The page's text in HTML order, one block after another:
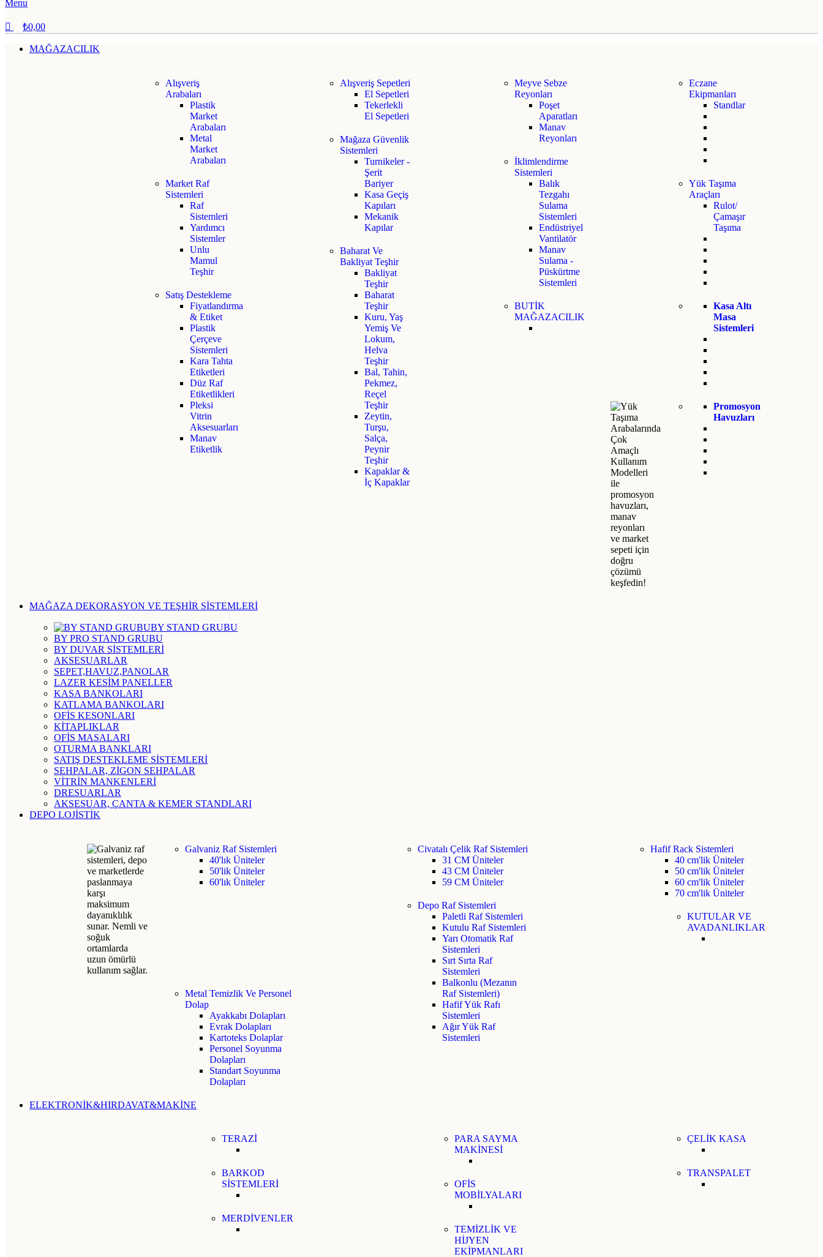
Menu
₺0,00
MAĞAZACILIK
Alışveriş
Arabaları
Plastik
Market
Arabaları
Metal
Market
Arabaları
Market Raf
Sistemleri
Raf
Sistemleri
Yardımcı
Sistemler
Unlu
Mamul
Teşhir
Satış Destekleme
Fiyatlandırma
& Etiket
Plastik
Çerçeve
Sistemleri
Kara Tahta
Etiketleri
Düz Raf
Etiketlikleri
Pleksi
Vitrin
Aksesuarları
Manav
Etiketlik
Alışveriş Sepetleri
El Sepetleri
Tekerlekli
El Sepetleri
Mağaza Güvenlik
Sistemleri
Turnikeler -
Şerit
Bariyer
Kasa Geçiş
Kapıları
Mekanik
Kapılar
Baharat Ve
Bakliyat Teşhir
Bakliyat
Teşhir
Baharat
Teşhir
Kuru, Yaş
Yemiş Ve
Lokum,
Helva
Teşhir
Bal, Tahin,
Pekmez,
Reçel
Teşhir
Zeytin,
Turşu,
Salça,
Peynir
Teşhir
Kapaklar &
İç Kapaklar
Meyve Sebze
Reyonları
Poşet
Aparatları
Manav
Reyonları
İklimlendirme
Sistemleri
Balık
Tezgahı
Sulama
Sistemleri
Endüstriyel
Vantilatör
Manav
Sulama -
Püskürtme
Sistemleri
BUTİK
MAĞAZACILIK
Eczane
Ekipmanları
Standlar
Yük Taşıma
Araçları
Rulot/
Çamaşır
Taşıma
Kasa Altı
Masa
Sistemleri
Promosyon
Havuzları
MAĞAZA DEKORASYON VE TEŞHİR SİSTEMLERİ
BY STAND GRUBU
BY PRO STAND GRUBU
BY DUVAR SİSTEMLERİ
AKSESUARLAR
SEPET,HAVUZ,PANOLAR
LAZER KESİM PANELLER
KASA BANKOLARI
KATLAMA BANKOLARI
OFİS KESONLARI
KİTAPLIKLAR
OFİS MASALARI
OTURMA BANKLARI
SATIŞ DESTEKLEME SİSTEMLERİ
SEHPALAR, ZİGON SEHPALAR
VİTRİN MANKENLERİ
DRESUARLAR
AKSESUAR, ÇANTA & KEMER STANDLARI
DEPO LOJİSTİK
Galvaniz Raf Sistemleri
40'lık Üniteler
50'lik Üniteler
60'lık Üniteler
Metal Temizlik Ve Personel
Dolap
Ayakkabı Dolapları
Evrak Dolapları
Kartoteks Dolaplar
Personel Soyunma
Dolapları
Standart Soyunma
Dolapları
Civatalı Çelik Raf Sistemleri
31 CM Üniteler
43 CM Üniteler
59 CM Üniteler
Depo Raf Sistemleri
Paletli Raf Sistemleri
Kutulu Raf Sistemleri
Yarı Otomatik Raf
Sistemleri
Sırt Sırta Raf
Sistemleri
Balkonlu (Mezanın
Raf Sistemleri)
Hafif Yük Rafı
Sistemleri
Ağır Yük Raf
Sistemleri
Hafif Rack Sistemleri
40 cm'lik Üniteler
50 cm'lik Üniteler
60 cm'lik Üniteler
70 cm'lik Üniteler
KUTULAR VE
AVADANLIKLAR
ELEKTRONİK&HIRDAVAT&MAKİNE
TERAZİ
BARKOD
SİSTEMLERİ
MERDİVENLER
PARA SAYMA
MAKİNESİ
OFİS
MOBİLYALARI
TEMİZLİK VE
HİJYEN
EKİPMANLARI
ÇELİK KASA
TRANSPALET